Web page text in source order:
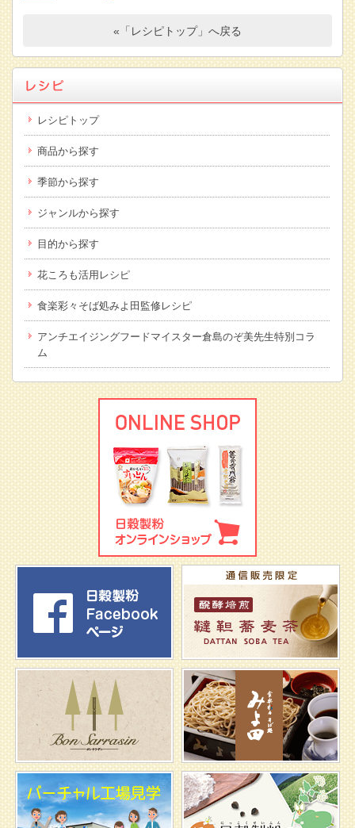
«「レシピトップ」へ戻る
レシピトップ
商品から探す
季節から探す
ジャンルから探す
目的から探す
花ころも活用レシピ
食楽彩々そば処みよ田監修レシピ
アンチエイジングフードマイスター倉島のぞ美先生特別コラ
ム